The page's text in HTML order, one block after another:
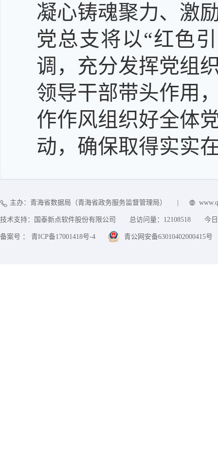
凝心铸魂聚力、激
党总支将以“红色
调， 充分发挥党组
领导干部带头作用
作作风组织好全体
动，确保取得实实
主办：青海省数据局（青海省政务服务监督管理局）
技术支持：国泰新点软件股份有限公司 总访问量： 12108518 今
备案号 ： 青ICP备17001418号-4 青公网安备63010402000415号